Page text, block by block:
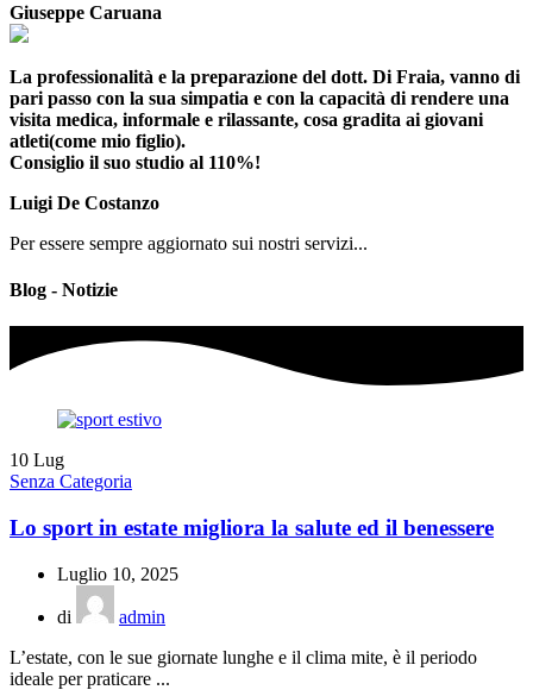
Giuseppe Caruana
La professionalità e la preparazione del dott. Di Fraia, vanno di
pari passo con la sua simpatia e con la capacità di rendere una
visita medica, informale e rilassante, cosa gradita ai giovani
atleti(come mio figlio).
Consiglio il suo studio al 110%!
Luigi De Costanzo
Per essere sempre aggiornato sui nostri servizi...
Blog - Notizie
10 Lug
Senza Categoria
Lo sport in estate migliora la salute ed il benessere
Luglio 10, 2025
di
admin
L’estate, con le sue giornate lunghe e il clima mite, è il periodo
ideale per praticare ...